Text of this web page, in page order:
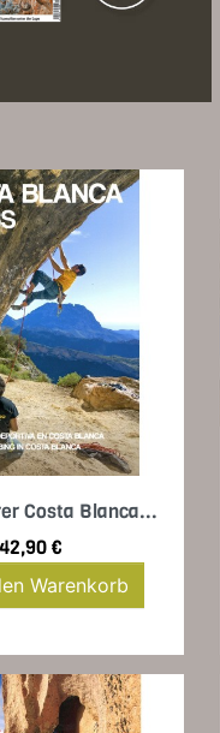
Vorschau
Costa Blanca...
Preis
42,90 €
Warenkorb